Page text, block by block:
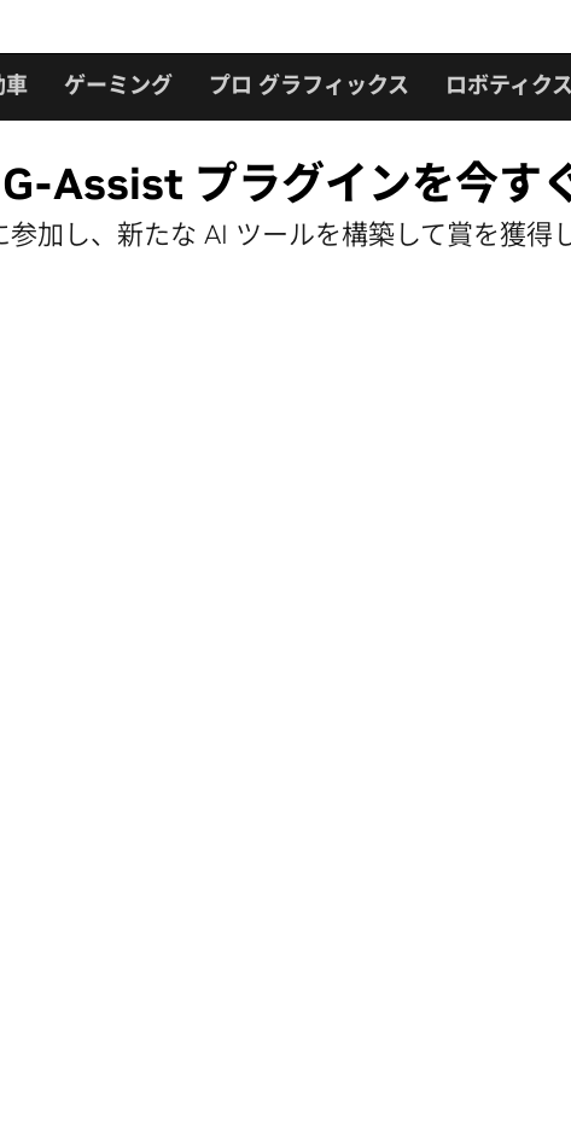
車 ゲーミング プロ グラフィックス ロボティクス
Assist プラグインを今す
加し、新たな AI ツールを構築して賞を獲得し